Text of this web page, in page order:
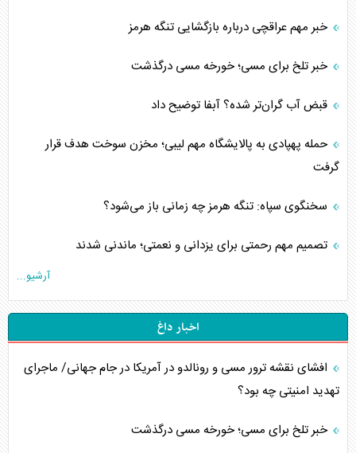
خبر مهم عراقچی درباره بازگشایی تنگه هرمز
خبر تلخ برای مسی؛ خورخه مسی درگذشت
قبض آب گران‌تر شده؟ آبفا توضیح داد
حمله پهپادی به پالایشگاه مهم لیبی؛ مخزن سوخت هدف قرار
گرفت
سخنگوی سپاه: تنگه هرمز چه زمانی باز می‌شود؟
تصمیم مهم رحمتی برای یزدانی و نعمتی؛ ماندنی شدند
آرشیو...
اخبار داغ
افشای نقشه ترور مسی و رونالدو در آمریکا در جام جهانی/ ماجرای
تهدید امنیتی چه بود؟
خبر تلخ برای مسی؛ خورخه مسی درگذشت